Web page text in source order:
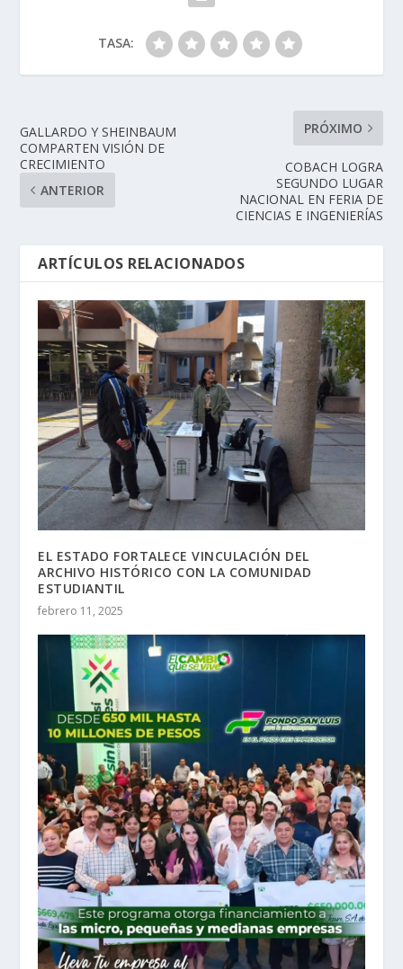
TASA:
GALLARDO Y SHEINBAUM
COMPARTEN VISIÓN DE
CRECIMIENTO
ANTERIOR
PRÓXIMO
COBACH LOGRA
SEGUNDO LUGAR
NACIONAL EN FERIA DE
CIENCIAS E INGENIERÍAS
ARTÍCULOS RELACIONADOS
EL ESTADO FORTALECE VINCULACIÓN DEL
ARCHIVO HISTÓRICO CON LA COMUNIDAD
ESTUDIANTIL
febrero 11, 2025